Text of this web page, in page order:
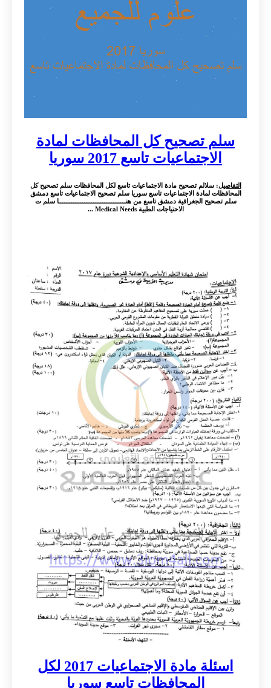
سلم تصحيح كل المحافظات لمادة
الاجتماعيات تاسع 2017 سوريا
التفاصيل: سلالم تصحيح مادة الاجتماعيات تاسع لكل المحافظات سلم تصحيح كل
المحافظات لمادة الاجتماعيات تاسع سوريا سلم تصحيح الاجتماعيات تاسع دمشق
سلم تصحيح الجغرافية دمشق تاسع من هنـــــــــــــــــــــــــــــــــــــا سلم ت
الاحتياجات الطبية Medical Needs ...
اسئلة مادة الاجتماعيات 2017 لكل
المحافظات تاسع سوريا